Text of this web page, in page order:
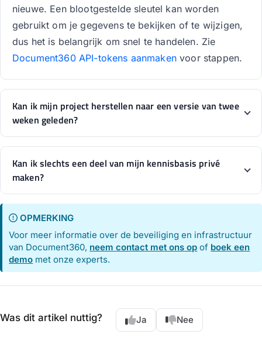
nieuwe. Een blootgestelde sleutel kan worden
gebruikt om je gegevens te bekijken of te wijzigen,
dus het is belangrijk om snel te handelen. Zie
Document360 API-tokens aanmakenvoor stappen.
Kan ik mijn project herstellen naar een versie van twee
weken geleden?
Kan ik slechts een deel van mijn kennisbasis privé
maken?
OPMERKING
Voor meer informatie over de beveiliging en infrastructuur
van Document360, neem contact met ons op of boek een
demo met onze experts.
Was dit artikel nuttig? Ja Nee